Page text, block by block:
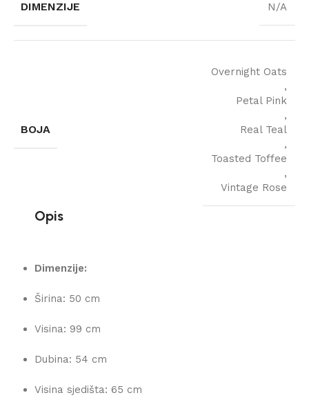
DIMENZIJE N/A
BOJA
Overnight Oats
,
Petal Pink
,
Real Teal
,
Toasted Toffee
,
Vintage Rose
Opis
Dimenzije:
Širina: 50 cm
Visina: 99 cm
Dubina: 54 cm
Visina sjedišta: 65 cm